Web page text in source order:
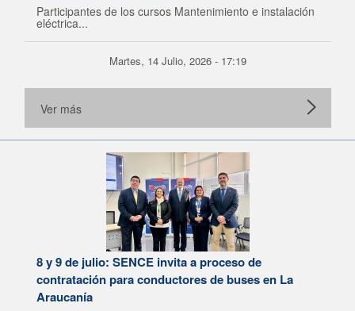
Participantes de los cursos Mantenimiento e instalación
eléctrica...
Martes, 14 Julio, 2026 - 17:19
Ver más
8 y 9 de julio: SENCE invita a proceso de
contratación para conductores de buses en La
Araucanía